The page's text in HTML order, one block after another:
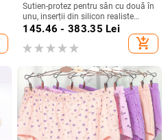
Sutien-protez pentru sân cu două în
unu, inserții din silicon realiste
pentru cross-dressing
145.46 - 383.35 Lei
add_shopping_cart